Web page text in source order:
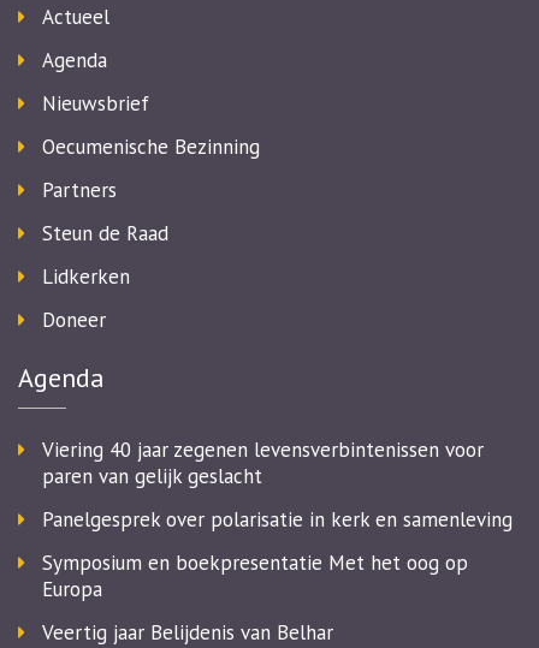
Actueel
Agenda
Nieuwsbrief
Oecumenische Bezinning
Partners
Steun de Raad
Lidkerken
Doneer
Agenda
Viering 40 jaar zegenen levensverbintenissen voor
paren van gelijk geslacht
Panelgesprek over polarisatie in kerk en samenleving
Symposium en boekpresentatie Met het oog op
Europa
Veertig jaar Belijdenis van Belhar